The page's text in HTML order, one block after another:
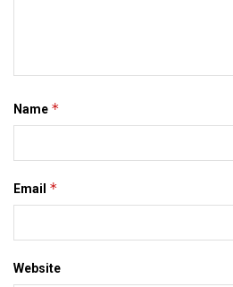
Name *
Email *
Website